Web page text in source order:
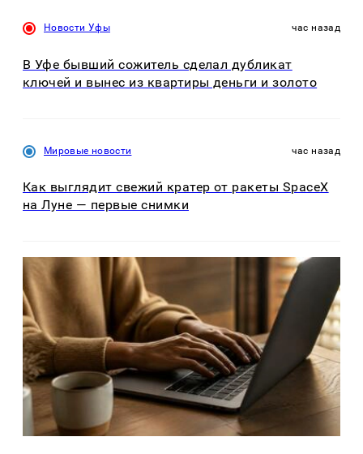
Новости Уфы час назад
В Уфе бывший сожитель сделал дубликат
ключей и вынес из квартиры деньги и золото
Мировые новости час назад
Как выглядит свежий кратер от ракеты SpaceX
на Луне — первые снимки